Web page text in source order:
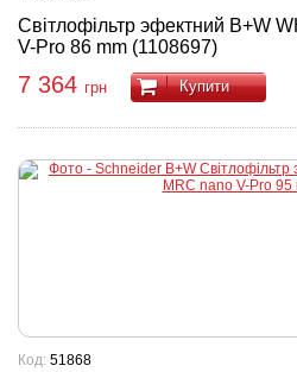
Світлофільтр эфектний B+W
V-Pro 86 mm (1108697)
7 364 грн Купити
Код: 51868